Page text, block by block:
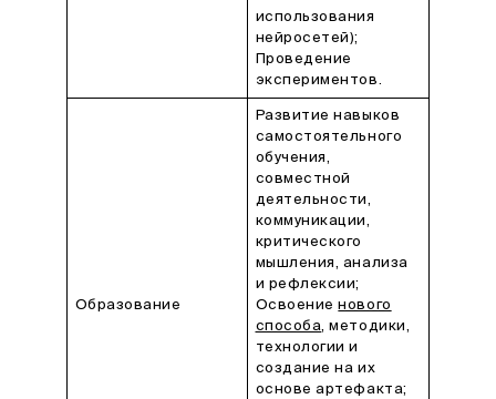
использования
нейросетей);
Проведение
экспериментов.
Образование
Развитие навыков
самостоятельного
обучения,
совместной
деятельности,
коммуникации,
критического
мышления, анализа
и рефлексии;
Освоениенового
способа, методики,
технологии и
создание на их
основе артефакта;